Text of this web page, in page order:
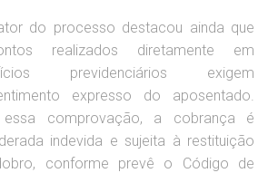
do processo destacou ainda que
realizados diretamente em
previdenciários exigem
expresso do aposentado.
essa comprovação, a cobrança é
indevida e sujeita à restituição
conforme prevê o Código de